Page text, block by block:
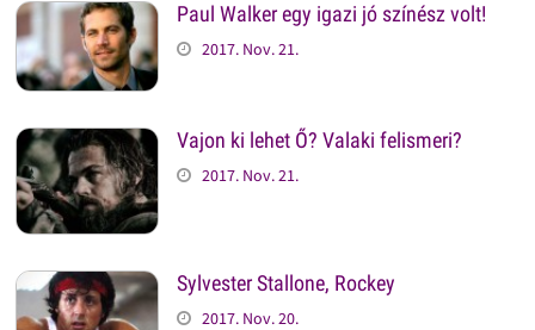
Paul Walker egy igazi jó színész volt!
2017. Nov. 21.
Vajon ki lehet Ő? Valaki felismeri?
2017. Nov. 21.
Sylvester Stallone, Rockey
2017. Nov. 20.